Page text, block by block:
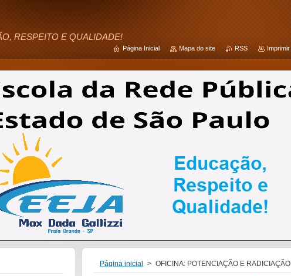
RESPEITO E QUALIDADE!
Página inicial > OFICINA: POTENCIAÇÃO E RADICIAÇÃO
Página Inicial Mapa do site RSS Imprimir